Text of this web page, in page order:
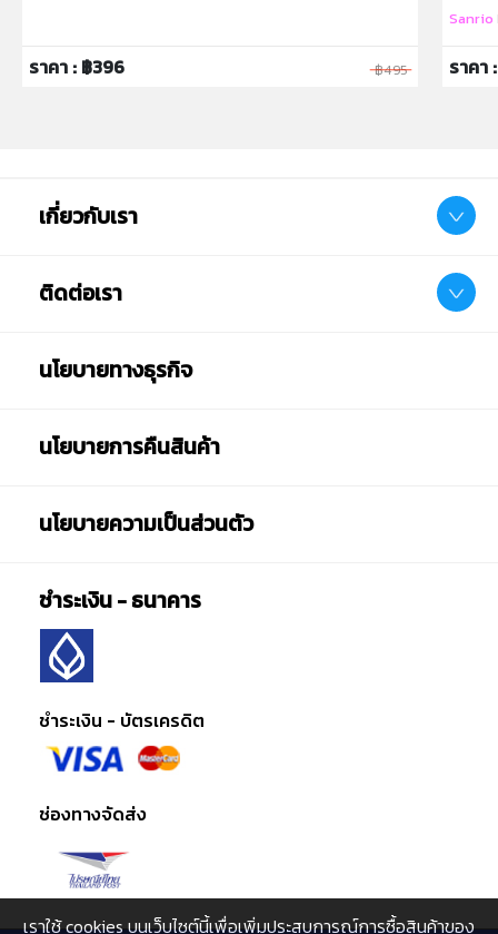
ราคา : ฿396 ฿495
Sanrio
ราคา
เกี่ยวกับเรา
ติดต่อเรา
นโยบายทางธุรกิจ
นโยบายการคืนสินค้า
นโยบายความเป็นส่วนตัว
ชำระเงิน - ธนาคาร
ชำระเงิน - บัตรเครดิต
ช่องทางจัดส่ง
เราใช้ cookies บนเว็บไซต์นี้เพื่อเพิ่มประสบการณ์การซื้อสินค้าของ